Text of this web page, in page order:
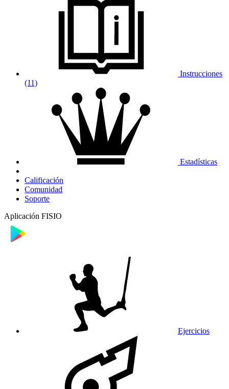
Instrucciones
(11)
Estadísticas
Calificación
Comunidad
Soporte
Aplicación FISIO
Ejercicios